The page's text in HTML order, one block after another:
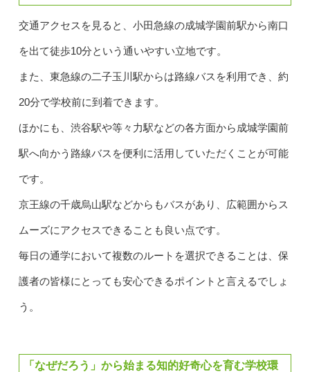
交通アクセスを見ると、小田急線の成城学園前駅から南口
を出て徒歩10分という通いやすい立地です。
また、東急線の二子玉川駅からは路線バスを利用でき、約
20分で学校前に到着できます。
ほかにも、渋谷駅や等々力駅などの各方面から成城学園前
駅へ向かう路線バスを便利に活用していただくことが可能
です。
京王線の千歳烏山駅などからもバスがあり、広範囲からス
ムーズにアクセスできることも良い点です。
毎日の通学において複数のルートを選択できることは、保
護者の皆様にとっても安心できるポイントと言えるでしょ
う。
「なぜだろう」から始まる知的好奇心を育む学校環